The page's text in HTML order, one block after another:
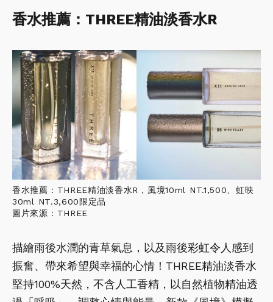
香水推薦：THREE精油淡香水R
香水推薦：THREE精油淡香水R，風境10ml NT.1,500、虹映
30ml NT.3,600限定品
圖片來源：THREE
描繪雨後水潤的青草氣息，以及雨後彩虹令人感到
振奮、帶來希望與幸福的心情！THREE精油淡香水
堅持100%天然，不含人工香精，以自然植物精油透